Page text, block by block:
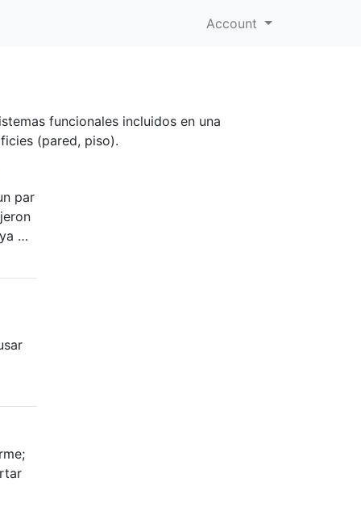
Account
funcionales incluidos en una
(pared, piso).
par
…